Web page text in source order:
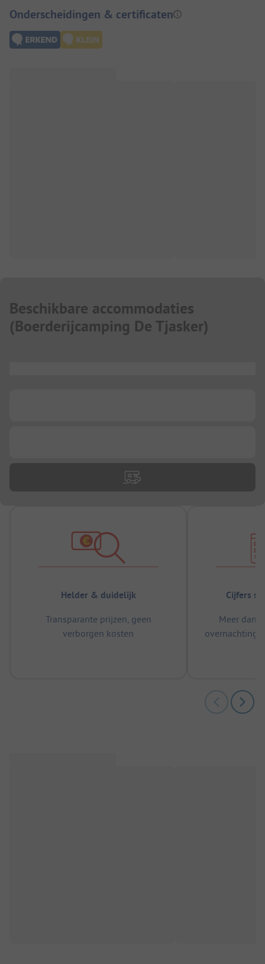
Onderscheidingen & certificaten
Beschikbare accommodaties
(Boerderijcamping De Tjasker)
Helder & duidelijk
Transparante prijzen, geen
verborgen kosten
Cijfers
Meer dan